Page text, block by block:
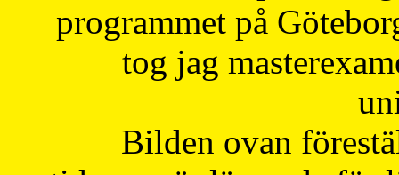
programmet på
tog jag
Bilden ovan